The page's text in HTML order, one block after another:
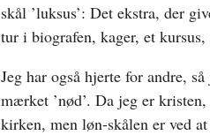
skål ’luksus’: Det ekstra, der
tur i biografen, kager, et
Jeg har også hjerte for andre,
mærket ’nød’. Da jeg er
kirken, men løn-skålen er ved